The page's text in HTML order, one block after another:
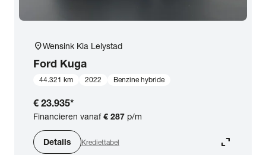
location_onWensink Kia Lelystad
Ford Kuga
44.321 km 2022 Benzine hybride
€ 23.935*
Financieren vanaf€ 287 p/m
Details Krediettabel expand_content